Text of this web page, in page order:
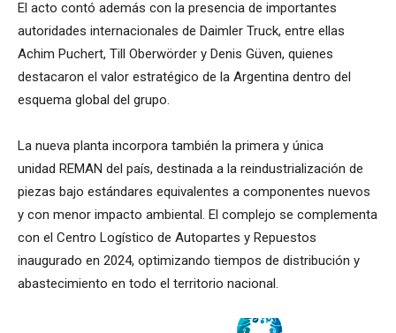
El acto contó además con la presencia de importantes
autoridades internacionales de Daimler Truck, entre ellas
Achim Puchert, Till Oberwörder y Denis Güven, quienes
destacaron el valor estratégico de la Argentina dentro del
esquema global del grupo.
La nueva planta incorpora también la primera y única
unidad REMAN del país, destinada a la reindustrialización de
piezas bajo estándares equivalentes a componentes nuevos
y con menor impacto ambiental. El complejo se complementa
con el Centro Logístico de Autopartes y Repuestos
inaugurado en 2024, optimizando tiempos de distribución y
abastecimiento en todo el territorio nacional.